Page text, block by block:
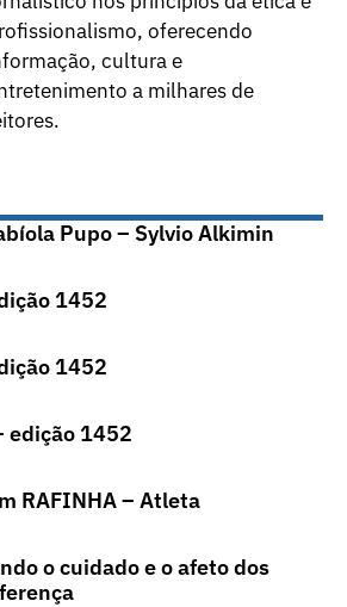
oferecendo
cultura e
a milhares de
Pupo – Sylvio Alkimin
1452
1452
edição 1452
RAFINHA – Atleta
o cuidado e o afeto dos